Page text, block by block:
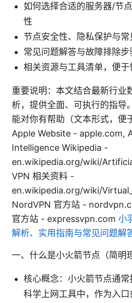
如何选择合适的服务器/节
性
节点安全性、隐私保护与常
常见问题解答与故障排除步
相关资源与工具清单，便于
重要说明：本文结合最新行业
析，提供全面、可执行的指导
能对你有帮助（文本形式，便
Apple Website - apple.com,
Intelligence Wikipedia -
en.wikipedia.org/wiki/
VPN 相关资料 -
en.wikipedia.org/wiki/
NordVPN 官方站 -
官方站 - expressvpn.com 小
解析、实用指南与常见问题解
一、什么是小火箭节点（简明
核心概念：小火箭节点通
科学上网工具中，作为入